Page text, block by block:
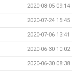
2020-08-05 09:14
2020-07-24 15:45
2020-07-06 13:41
2020-06-30 10:02
2020-06-30 08:38